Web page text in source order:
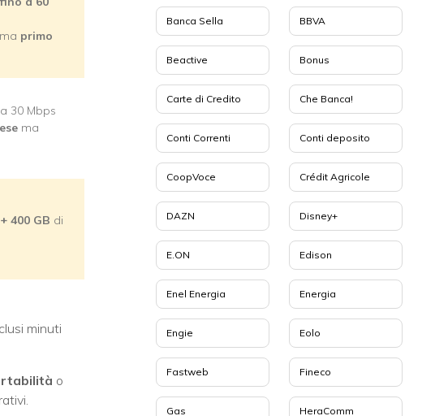
ma primo
30 Mbps
ma
400 GB di
minuti
o
Banca Sella BBVA
Beactive Bonus
Carte di Credito Che Banca!
Conti Correnti Conti deposito
CoopVoce Crédit Agricole
DAZN Disney+
E.ON Edison
Enel Energia Energia
Engie Eolo
Fastweb Fineco
Gas HeraComm